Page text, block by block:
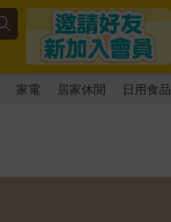
家電 居家休閒 日用食品